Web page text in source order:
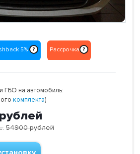
5% ? Рассрочка ?
ГБО на автомобиль:
комплекта)
рублей
54900рублей